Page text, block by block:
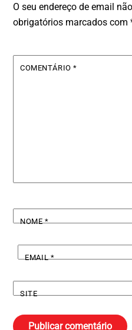
O seu endereço de email
obrigatórios marcados com
COMENTÁRIO*
NOME*
EMAIL*
SITE